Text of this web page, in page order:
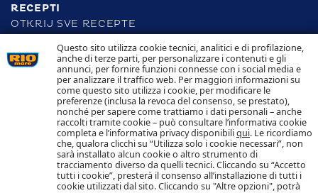
Questo sito utilizza cookie tecnici, analitici e di profilazione,
anche di terze parti, per personalizzare i contenuti e gli
annunci, per fornire funzioni connesse con i social media e
per analizzare il traffico web. Per maggiori informazioni su
come questo sito utilizza i cookie, per modificare le
preferenze (inclusa la revoca del consenso, se prestato),
nonché per sapere come trattiamo i dati personali – anche
raccolti tramite cookie – può consultare l’informativa cookie
completa e l’informativa privacy disponibiliqui. Le ricordiamo
che, qualora clicchi su “Utilizza solo i cookie necessari”, non
sarà installato alcun cookie o altro strumento di
tracciamento diverso da quelli tecnici. Cliccando su “Accetto
tutti i cookie”, presterà il consenso all’installazione di tutti i
cookie utilizzati dal sito. Cliccando su "Altre opzioni", potrà
RECEPTI
OTKRIJ SVE RECEPTE
ODGOVORNOST
SLJEDIVOST
KONTAKTIRAJTE NAS
POLITIKA KOLAČIĆA POLITIKA PRIVATNOSTI
Pratite nas